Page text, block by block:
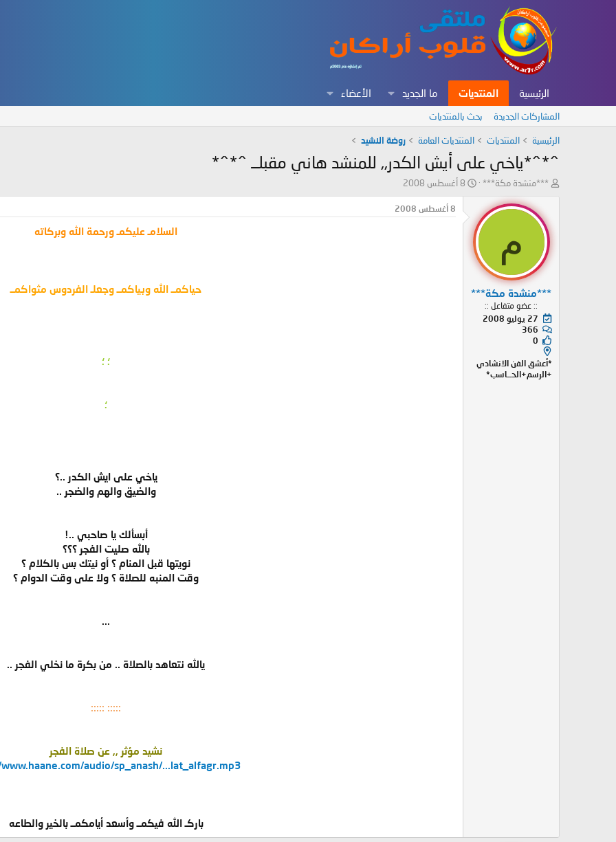
الرئيسية المنتديات ما الجديد الأعضاء
المشاركات الجديدة بحث بالمنتديات
الرئيسية المنتديات المنتديات العامة روضة النشيد
^*^*ياخي على أيش الكدر,, للمنشد هاني مقبلــ ^*^*
ب
ئ
ا
ل
م
و
و
***منشدة مكة***
ت
ي
8 أغسطس 2008
م
***منشدة مكة***
:: عضو متفاعل ::
27 يوليو 2008
366
0
*أعشق الفن الانشادي
+الرسم+الحــاسب*
8 أغسطس 2008
السلامـ عليكمـ ورحمة الله وبركاته
حياكمــ الله وبياكمــ وجعلـ الفردوس مثواكمــ
؛ ؛
؛
ياخي على ايش الكدر ..؟
والضيق والهم والضجر ..
أبسألك يا صاحبي ..!
بالله صليت الفجر ؟؟؟
نويتها قبل المنام ؟ أو نيتك بس بالكلام ؟
وقت المنبه للصلاة ؟ ولا على وقت الدوام ؟
...
يالله نتعاهد بالصلاة .. من بكرة ما نخلي الفجر ..
::::: :::::
نشيد مؤثر ,, عن صلاة الفجر
audio/sp_anash/...lat_alfagr.mp3
باركـ الله فيكمــ وأسعد أيامكمــ بالخير والطاعه​